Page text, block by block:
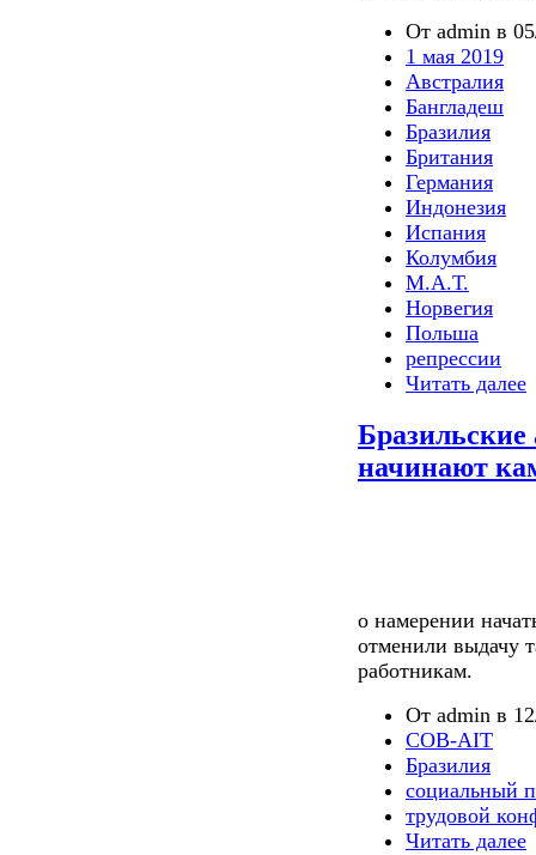
От admin в
1 мая 2019
Австралия
Бангладеш
Бразилия
Британия
Германия
Индонезия
Испания
Колумбия
М.А.Т.
Норвегия
Польша
репрессии
Читать далее
начинают
о намерении
отменили выдачу
работникам.
От admin в
COB-AIT
Бразилия
социальный
трудовой
Читать далее